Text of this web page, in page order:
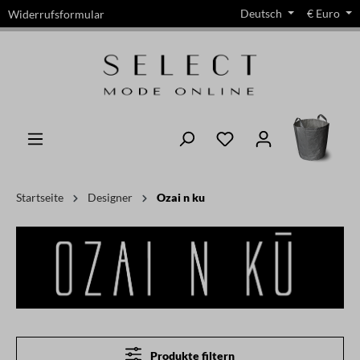
springen
Widerrufsformular Deutsch € Euro
Startseite Designer Ozai n ku
Produkte filtern